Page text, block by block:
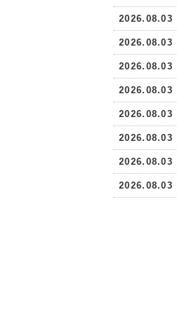
2026.08.03
2026.08.03
2026.08.03
2026.08.03
2026.08.03
2026.08.03
2026.08.03
2026.08.03